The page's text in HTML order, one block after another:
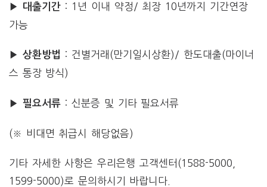
▶ 대출기간: 1년 이내 약정/ 최장 10년까지 기간연장
가능
▶ 상환방법 : 건별거래(만기일시상환)/ 한도대출(마이너
스 통장 방식)
▶ 필요서류: 신분증 및 기타 필요서류
(※ 비대면 취급시 해당없음)
기타 자세한 사항은 우리은행 고객센터(1588-5000,
1599-5000)로 문의하시기 바랍니다.